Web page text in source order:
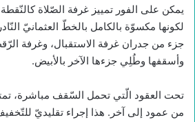
يمكن على الفور تمييز غرفة الصّلاة
لكونها مكسوّة بالكامل بالخطّ العثمانيّ
جزء من جدران غرفة الاستقبال، وغرفة
وأسقفها وطُلِي جزءها الآخر بالأبيض.
تحت العقود الّتي تحمل السّقف مباشرة،
من عمود إلى آخر. هذا إجراء تقليديّ